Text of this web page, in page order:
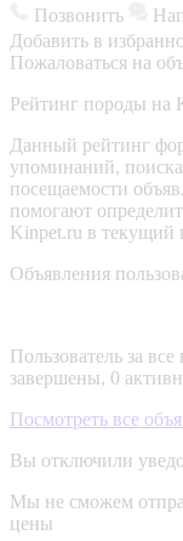
Позвонить
Добавить в
Пожаловаться на
Рейтинг породы на
Данный рейтинг
упоминаний,
посещаемости
помогают
Kinpet.ru в текущий
Объявления
Пользователь за
завершены, 0
Посмотреть все
Вы отключили
Мы не сможем
цены